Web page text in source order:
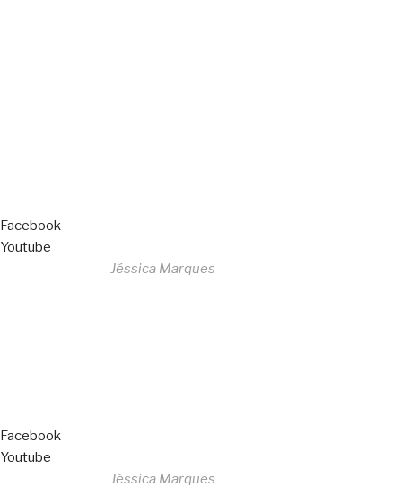
Facebook
Youtube
Jéssica Marques
Facebook
Youtube
Jéssica Marques